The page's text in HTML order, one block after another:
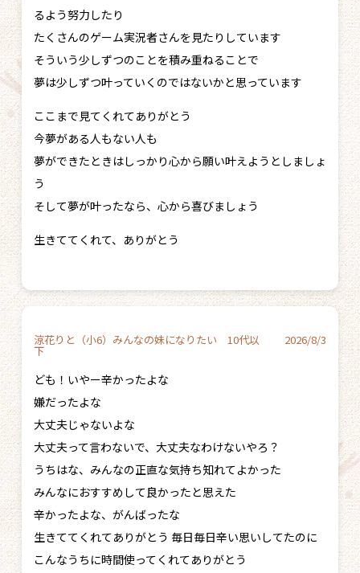
るよう努力したり
たくさんのゲーム実況者さんを見たりしています
そういう少しずつのことを積み重ねることで
夢は少しずつ叶っていくのではないかと思っています
ここまで見てくれてありがとう
今夢がある人もない人も
夢ができたときはしっかり心から願い叶えようとしましょ
う
そして夢が叶ったなら、心から喜びましょう
生きててくれて、ありがとう
涼花りと（小6）みんなの妹になりたい 10代以
下
2026/8/3
ども！いやー辛かったよな
嫌だったよな
大丈夫じゃないよな
大丈夫って言わないで、大丈夫なわけないやろ？
うちはな、みんなの正直な気持ち知れてよかった
みんなにおすすめして良かったと思えた
辛かったよな、がんばったな
生きててくれてありがとう 毎日毎日辛い思いしてたのに
こんなうちに時間使ってくれてありがとう